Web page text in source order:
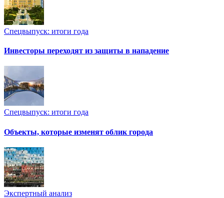
Спецвыпуск: итоги года
Инвесторы переходят из защиты в нападение
Спецвыпуск: итоги года
Объекты, которые изменят облик города
Экспертный анализ